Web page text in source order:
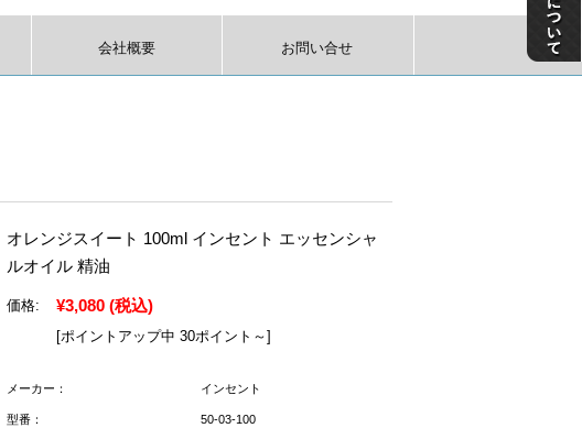
会社概要 お問い合せ
オレンジスイート 100ml インセント エッセンシャ
ルオイル 精油
価格: ¥3,080 (税込)
[ポイントアップ中 30ポイント～]
メーカー： インセント
型番： 50-03-100